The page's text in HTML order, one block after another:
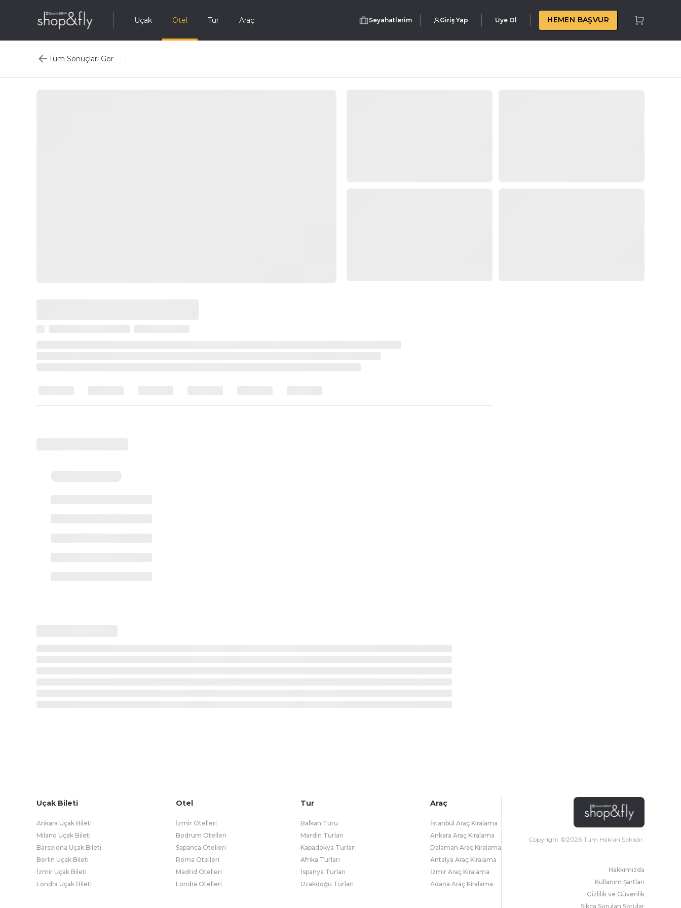
Uçak Otel Tur Araç Seyahatlerim Giriş Yap Üye Ol HEMEN BAŞVUR
Tüm Sonuçları Gör
Uçak Bileti
Ankara Uçak Bileti
Milano Uçak Bileti
Barselona Uçak Bileti
Berlin Uçak Bileti
İzmir Uçak Bileti
Londra Uçak Bileti
Otel
İzmir Otelleri
Bodrum Otelleri
Sapanca Otelleri
Roma Otelleri
Madrid Otelleri
Londra Otelleri
Tur
Balkan Turu
Mardin Turları
Kapadokya Turları
Afrika Turları
İspanya Turları
Uzakdoğu Turları
Araç
İstanbul Araç Kiralama
Ankara Araç Kiralama
Dalaman Araç Kiralama
Antalya Araç Kiralama
İzmir Araç Kiralama
Adana Araç Kiralama
Copyright ©2026 Tüm Hakları Saklıdır.
Hakkımızda
Kullanım Şartları
Gizlilik ve Güvenlik
Sıkça Sorulan Sorular